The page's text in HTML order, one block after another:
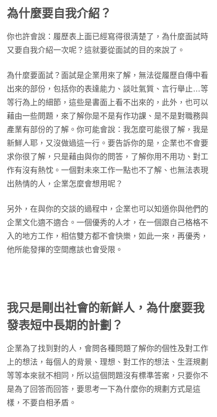
為什麼要自我介紹？
你也許會說：履歷表上面已經寫得很清楚了，為什麼面試時
又要自我介紹一次呢？這就要從面試的目的來說了。
為什麼要面試？面試是企業用來了解，無法從履歷自傳中看
出來的部份，包括你的表達能力、談吐氣質、言行舉止…等
等行為上的細節，這些是書面上看不出來的，此外，也可以
藉由一些問題，來了解你是不是有作功課、是不是對職務與
產業有部份的了解。你可能會說：我怎麼可能很了解，我是
新鮮人耶，又沒做過這一行。要告訴你的是，企業也不會要
求你很了解，只是藉由與你的問答，了解你用不用功、對工
作有沒有熱忱。一個對未來工作一點也不了解、也無法表現
出熱情的人，企業怎麼會想用呢？
另外，在與你的交談的過程中，企業也可以知道你與他們的
企業文化適不適合。一個優秀的人才，在一個跟自己格格不
入的地方工作，相信雙方都不會快樂，如此一來，再優秀，
他所能發揮的空間應該也會受限。
我只是剛出社會的新鮮人，為什麼要我
發表短中長期的計劃？
企業為了找到對的人，會問各種問題了解你的個性及對工作
上的想法，每個人的背景、理想、對工作的想法、生涯規劃
等等本來就不相同，所以這個問題沒有標準答案，只要你不
是為了回答而回答，要思考一下為什麼你的規劃方式是這
樣，不要自相矛盾。